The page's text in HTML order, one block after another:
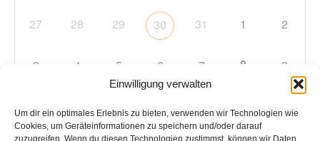
Einwilligung verwalten
Um dir ein optimales Erlebnis zu bieten, verwenden wir Technologien wie
Cookies, um Geräteinformationen zu speichern und/oder darauf
zuzugreifen. Wenn du diesen Technologien zustimmst, können wir Daten
27 28 29 30 31 1 2
3 4 5 6 7 8 9
10 11 12 13 14 15